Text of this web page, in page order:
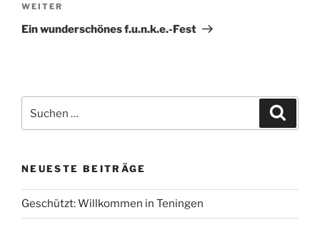
Nächster
Beitrag
WEITER
Ein wunderschönes f.u.n.k.e.-Fest
nach:
NEUESTE BEITRÄGE
Geschützt: Willkommen in Teningen